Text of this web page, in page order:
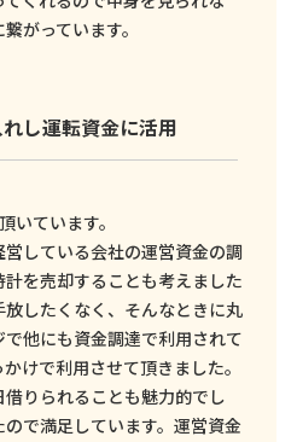
がっています。
し運転資金に活用
いています。
している会社の運営資金の調
を売却することも考えました
したくなく、そんなときに丸
他にも資金調達で利用されて
けで利用させて頂きました。
りられることも魅力的でし
で満足しています。運営資金